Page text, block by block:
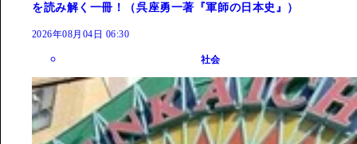
を読み解く一冊！（呉座勇一著『軍師の日本史』）
2026年08月04日 06:30
社会